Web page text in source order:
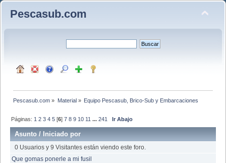
Pescasub.com
Pescasub.com » Material» Equipo Pescasub, Brico-Sub y Embarcaciones
Páginas: 1 2 3 4 5 [6]7 8 9 10 11 ...241 Ir Abajo
Asunto /Iniciado por
0 Usuarios y 9 Visitantes están viendo este foro.
Que gomas ponerle a mi fusil